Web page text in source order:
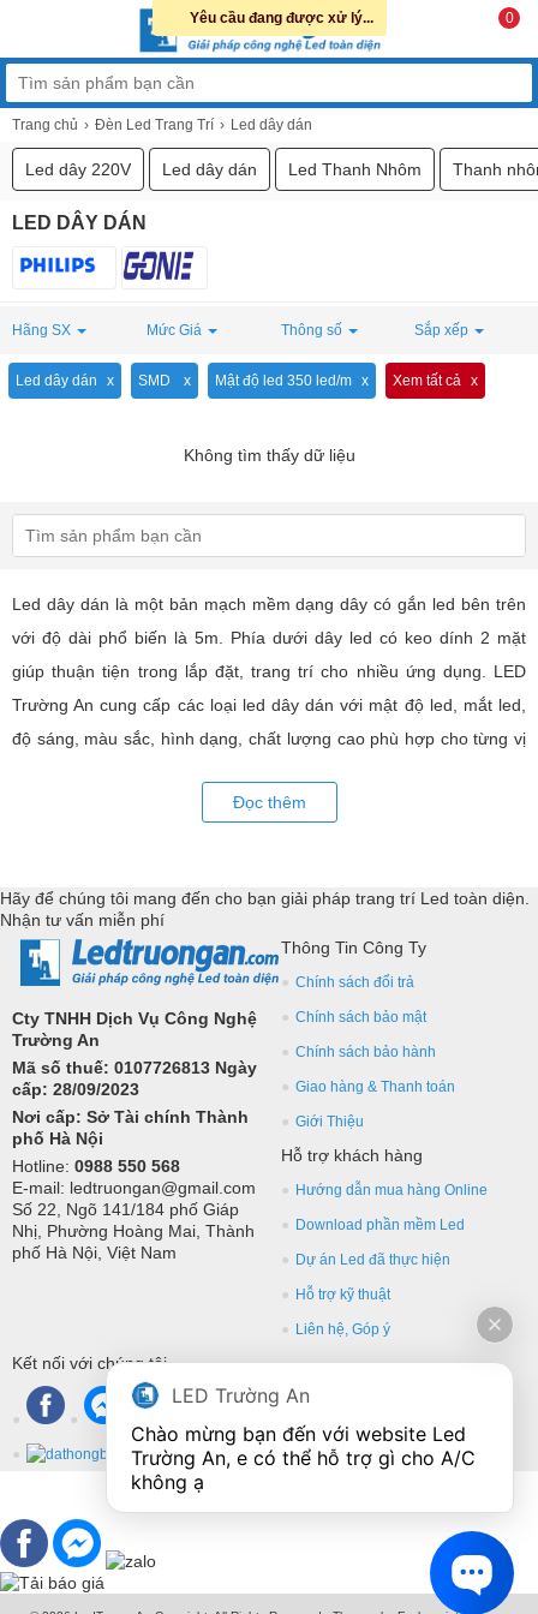
0
Trang chủ Đèn Led Trang Trí Led dây dán
Led dây 220V Led dây dán Led Thanh Nhôm Thanh
LED DÂY DÁN
Hãng SX Mức Giá Thông số Sắp xếp
Led dây dán SMD Mật độ led 350 led/m Xem tất cả
Không tìm thấy dữ liệu
Led dây dán là một bản mạch mềm dạng dây có gắn led bên trên
với độ dài phổ biến là 5m. Phía dưới dây led có keo dính 2 mặt
giúp thuận tiện trong lắp đặt, trang trí cho nhiều ứng dụng. LED
Trường An cung cấp các loại led dây dán với mật độ led, mắt led,
độ sáng, màu sắc, hình dạng, chất lượng cao phù hợp cho từng vị
khiển và phụ kiện đồng bộ,... Tư vấn giả pháp, hỗ trợ kỹ thuật
Đọc thêm
Hãy để chúng tôi mang đến cho bạn giải pháp trang trí Led toàn diện.
Nhận tư vấn miễn phí
Cty TNHH Dịch Vụ Công Nghệ
Trường An
Mã số thuế: 0107726813 Ngày
cấp: 28/09/2023
Nơi cấp: Sở Tài chính Thành
phố Hà Nội
Hotline: 0988 550 568
E-mail: ledtruongan@gmail.com
Số 22, Ngõ 141/184 phố Giáp
Nhị, Phường Hoàng Mai, Thành
phố Hà Nội, Việt Nam
Thông Tin Công Ty
Chính sách đổi trả
Chính sách bảo mật
Chính sách bảo hành
Giao hàng & Thanh toán
Giới Thiệu
Hỗ trợ khách hàng
Hướng dẫn mua hàng Online
Download phần mềm Led
Dự án Led đã thực hiện
Hỗ trợ kỹ thuật
Liên hệ, Góp ý
Kết nối với chúng tôi
Yêu cầu đang được xử lý...
LED Trường An
Chào mừng bạn đến với website Led
Trường An, e có thể hỗ trợ gì cho A/C
không ạ